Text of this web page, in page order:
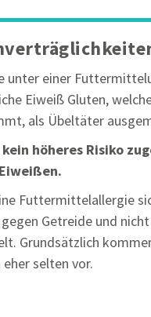
unter einer
Eiweiß Gluten,
als Übeltäter
höheres Risiko
Futtermittelallergie
Getreide und
Grundsätzlich
selten vor.